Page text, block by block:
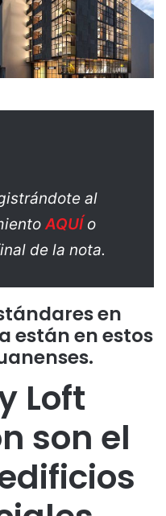
al
AQUÍo
de la nota.
en
están en estos
Loft
son el